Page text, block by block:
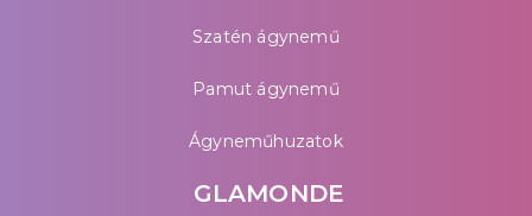
Szatén ágynemű
Pamut ágynemű
Ágyneműhuzatok
GLAMONDE